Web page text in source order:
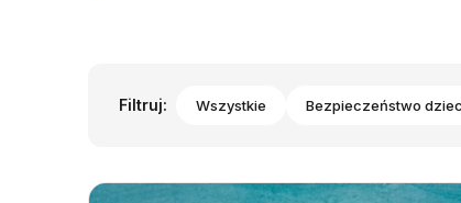
Filtruj: Wszystkie Bezpieczeństwo